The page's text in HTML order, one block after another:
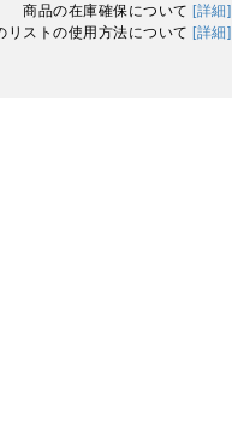
商品の在庫確保について [詳細]
リストの使用方法について [詳細]